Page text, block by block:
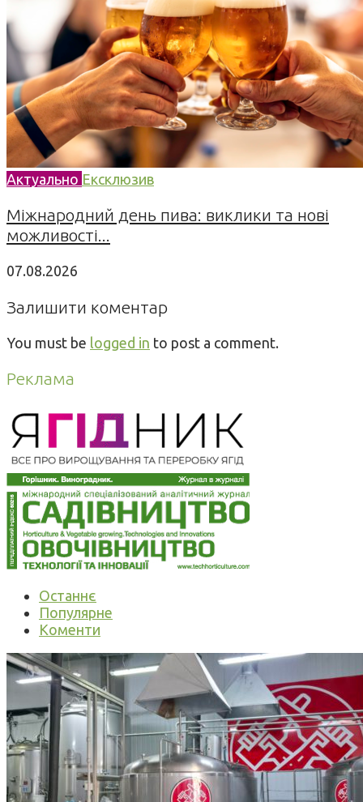
Актуально Ексклюзив
Міжнародний день пива: виклики та нові
можливості...
07.08.2026
Залишити коментар
You must be logged in to post a comment.
Реклама
Останнє
Популярне
Коменти